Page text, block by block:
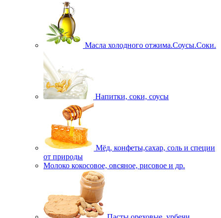
Масла холодного отжима.Соусы.Соки.
Напитки, соки, соусы
Мёд, конфеты,сахар, соль и специи
от природы
Молоко кокосовое, овсяное, рисовое и др.